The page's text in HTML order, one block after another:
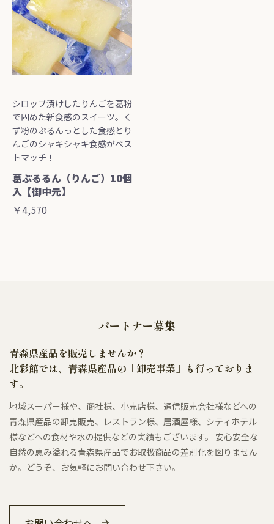
シロップ漬けしたりんごを葛粉
で固めた新食感のスイーツ。く
ず粉のぷるんっとした食感とり
んごのシャキシャキ食感がベス
トマッチ！
葛ぷるるん（りんご）10個
入【御中元】
￥4,570
パートナー募集
青森県産品を販売しませんか？
北彩館では、青森県産品の「卸売事業」も行っておりま
す。
地域スーパー様や、商社様、小売店様、通信販売会社様などへの
青森県産品の卸売販売、レストラン様、居酒屋様、シティホテル
様などへの食材や水の提供などの実績もございます。 安心安全な
自然の恵み溢れる青森県産品でお取扱商品の差別化を図りません
か。どうぞ、お気軽にお問い合わせ下さい。